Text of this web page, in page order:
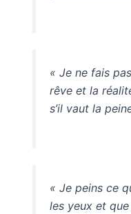
« Je ne fais
rêve et la
s’il vaut la
« Je peins ce
les yeux et que